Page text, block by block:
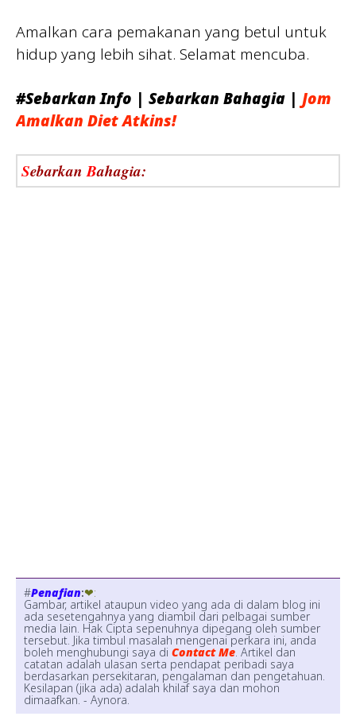
Amalkan cara pemakanan yang betul untuk
hidup yang lebih sihat. Selamat mencuba.
#Sebarkan Info | Sebarkan Bahagia | Jom
Amalkan Diet Atkins!
Sebarkan Bahagia:
#Penafian:❤:
Gambar, artikel ataupun video yang ada di dalam blog ini
ada sesetengahnya yang diambil dari pelbagai sumber
media lain. Hak Cipta sepenuhnya dipegang oleh sumber
tersebut. Jika timbul masalah mengenai perkara ini, anda
boleh menghubungi saya di Contact Me . Artikel dan
catatan adalah ulasan serta pendapat peribadi saya
berdasarkan persekitaran, pengalaman dan pengetahuan.
Kesilapan (jika ada) adalah khilaf saya dan mohon
dimaafkan. - Aynora.